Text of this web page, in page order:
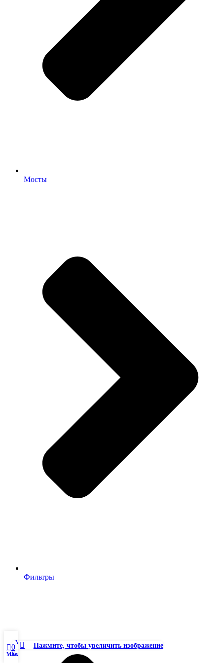
Нажмите, чтобы увеличить изображение
Мосты
Фильтры
Магазин
0
Корзина
Мой аккаунт